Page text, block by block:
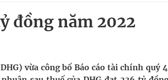
cực hiệu quả
gia
đồng năm 2022
vừa công bố Báo cáo tài chính quý